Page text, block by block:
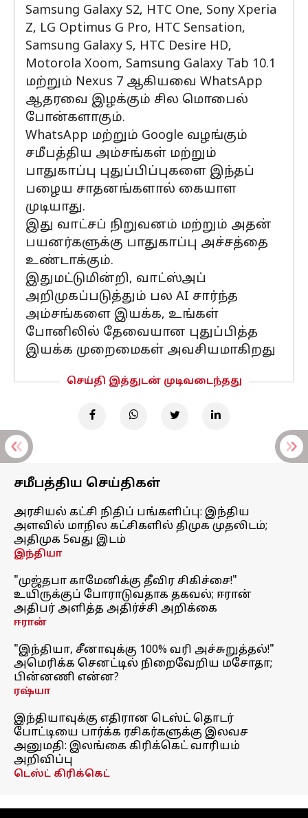
Samsung Galaxy S2, HTC One, Sony Xperia
Z, LG Optimus G Pro, HTC Sensation,
Samsung Galaxy S, HTC Desire HD,
Motorola Xoom, Samsung Galaxy Tab 10.1
மற்றும் Nexus 7 ஆகியவை WhatsApp
ஆதரவை இழக்கும் சில மொபைல்
போன்களாகும்.
WhatsApp மற்றும் Google வழங்கும்
சமீபத்திய அம்சங்கள் மற்றும்
பாதுகாப்பு புதுப்பிப்புகளை இந்தப்
பழைய சாதனங்களால் கையாள
முடியாது.
இது வாட்சப் நிறுவனம் மற்றும் அதன்
பயனர்களுக்கு பாதுகாப்பு அச்சத்தை
உண்டாக்கும்.
இதுமட்டுமின்றி, வாட்ஸ்அப்
அறிமுகப்படுத்தும் பல AI சார்ந்த
அம்சங்களை இயக்க, உங்கள்
போனிலில் தேவையான புதுப்பித்த
இயக்க முறைமைகள் அவசியமாகிறது
செய்தி இத்துடன் முடிவடைந்தது
சமீபத்திய செய்திகள்
அரசியல் கட்சி நிதிப் பங்களிப்பு: இந்திய
அளவில் மாநில கட்சிகளில் திமுக முதலிடம்;
அதிமுக 5வது இடம்
இந்தியா
"முஜ்தபா காமேனிக்கு தீவிர சிகிச்சை!"
உயிருக்குப் போராடுவதாக தகவல்; ஈரான்
அதிபர் அளித்த அதிர்ச்சி அறிக்கை
ஈரான்
"இந்தியா, சீனாவுக்கு 100% வரி அச்சுறுத்தல்!"
அமெரிக்க செனட்டில் நிறைவேறிய மசோதா;
பின்னணி என்ன?
ரஷ்யா
இந்தியாவுக்கு எதிரான டெஸ்ட் தொடர்
போட்டியை பார்க்க ரசிகர்களுக்கு இலவச
அனுமதி: இலங்கை கிரிக்கெட் வாரியம்
அறிவிப்பு
டெஸ்ட் கிரிக்கெட்